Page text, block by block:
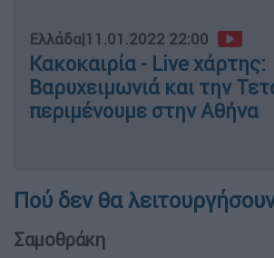
Ελλάδα|11.01.2022 22:00
Κακοκαιρία - Live χάρτης:
Βαρυχειμωνιά και την
περιμένουμε στην Αθήνα
Πού δεν θα
Σαμοθράκη